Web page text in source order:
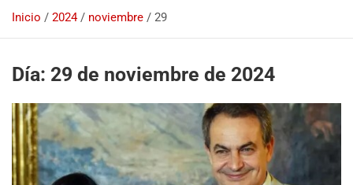
Inicio 2024 noviembre 29
Día: 29 de noviembre de 2024